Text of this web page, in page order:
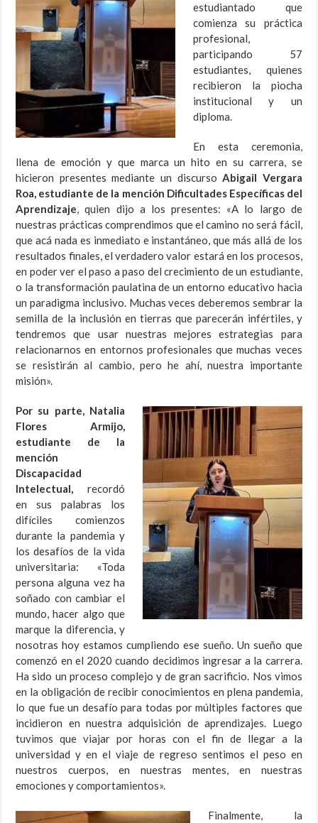
estudiantado que
comienza su práctica
profesional,
participando 57
estudiantes, quienes
recibieron la piocha
institucional y un
diploma.
En esta ceremonia,
llena de emoción y que marca un hito en su carrera, se
hicieron presentes mediante un discursoAbigail Vergara
Roa, estudiante de la mención Dificultades Específicas del
Aprendizaje, quien dijo a los presentes: «A lo largo de
nuestras prácticas comprendimos que el camino no será fácil,
que acá nada es inmediato e instantáneo, que más allá de los
resultados finales, el verdadero valor estará en los procesos,
en poder ver el paso a paso del crecimiento de un estudiante,
o la transformación paulatina de un entorno educativo hacia
un paradigma inclusivo. Muchas veces deberemos sembrar la
semilla de la inclusión en tierras que parecerán infértiles, y
tendremos que usar nuestras mejores estrategias para
relacionarnos en entornos profesionales que muchas veces
se resistirán al cambio, pero he ahí, nuestra importante
misión».
Por su parte, Natalia
Flores Armijo,
estudiante de la
mención
Discapacidad
Intelectual, recordó
en sus palabras los
difíciles comienzos
durante la pandemia y
los desafíos de la vida
universitaria: «Toda
persona alguna vez ha
soñado con cambiar el
mundo, hacer algo que
marque la diferencia, y
nosotras hoy estamos cumpliendo ese sueño. Un sueño que
comenzó en el 2020 cuando decidimos ingresar a la carrera.
Ha sido un proceso complejo y de gran sacrificio. Nos vimos
en la obligación de recibir conocimientos en plena pandemia,
lo que fue un desafío para todas por múltiples factores que
incidieron en nuestra adquisición de aprendizajes. Luego
tuvimos que viajar por horas con el fin de llegar a la
universidad y en el viaje de regreso sentimos el peso en
nuestros cuerpos, en nuestras mentes, en nuestras
emociones y comportamientos».
Finalmente, la